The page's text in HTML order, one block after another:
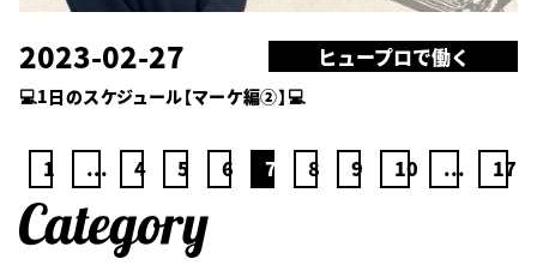
2023-02-27 ヒュープロで働く
💻1日のスケジュール【マーケ編②】💻
1 ... 4 5 6 7 8 9 10 ... 17